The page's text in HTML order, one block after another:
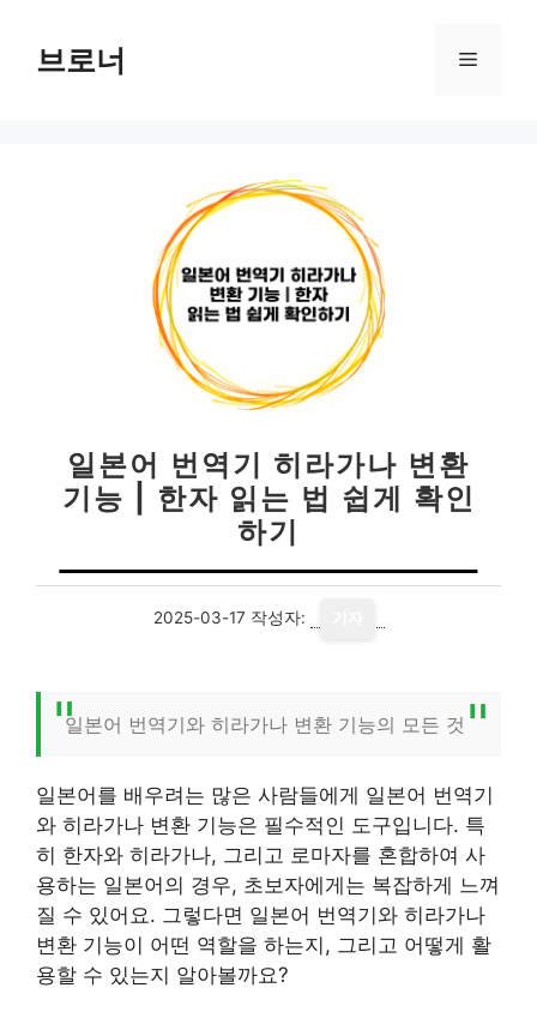
브로너 메
일본어 번역기 히라가나 변환
기능 | 한자 읽는 법 쉽게 확인
하기
2025-03-17 작성자:
일본어 번역기와 히라가나 변환 기능의 모든 것
일본어를 배우려는 많은 사람들에게 일본어 번역기
와 히라가나 변환 기능은 필수적인 도구입니다. 특
히 한자와 히라가나, 그리고 로마자를 혼합하여 사
용하는 일본어의 경우, 초보자에게는 복잡하게 느껴
질 수 있어요. 그렇다면 일본어 번역기와 히라가나
변환 기능이 어떤 역할을 하는지, 그리고 어떻게 활
용할 수 있는지 알아볼까요?